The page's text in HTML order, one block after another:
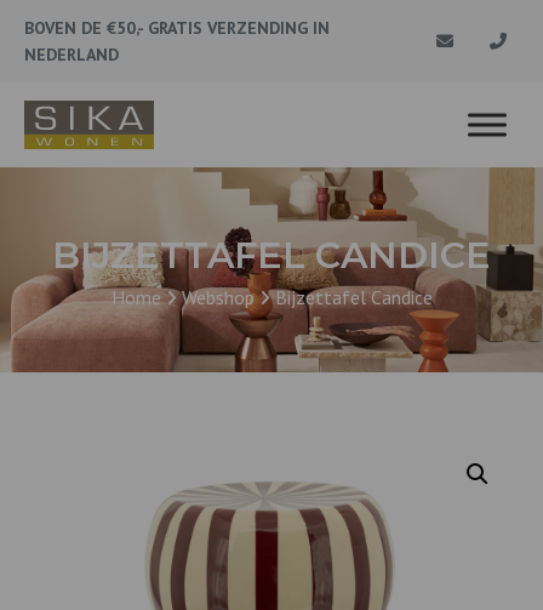
BOVEN DE €50,- GRATIS VERZENDING IN
NEDERLAND
BIJZETTAFEL CANDICE
Home Webshop Bijzettafel Candice